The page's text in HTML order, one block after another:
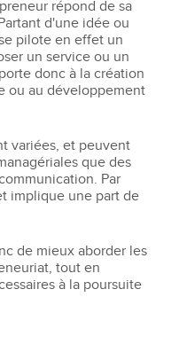
répond de sa
d'une idée ou
pilote en effet un
un service ou un
donc à la création
ou au développement
variées, et peuvent
que des
Par
implique une part de
de mieux aborder les
tout en
à la poursuite